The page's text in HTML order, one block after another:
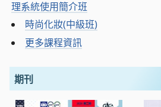
理系統使用簡介班
時尚化妝(中級班)
更多課程資訊
期刊